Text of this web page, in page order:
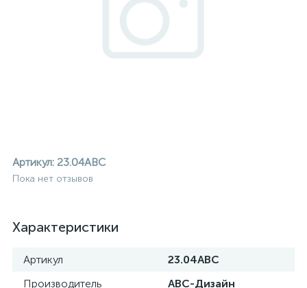
Артикул: 23.04ABC
Пока нет отзывов
Характеристики
Артикул
23.04ABC
Производитель
АВС-Дизайн